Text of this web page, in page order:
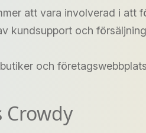
att vara involverad i att
kundsupport och
och